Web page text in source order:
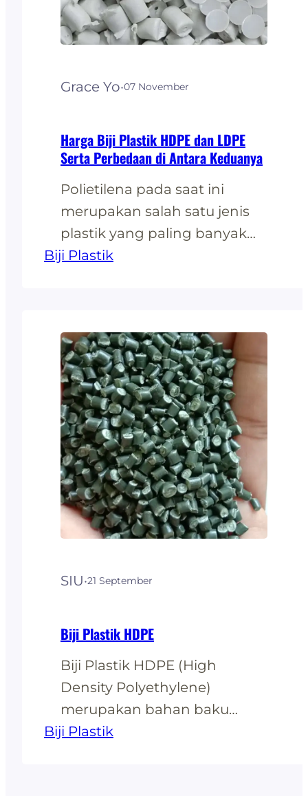
kokoh, penggunaanbahan
baku yang tepat, dan juga
metode yang baik akan
Grace Yo·07 November
Harga Biji Plastik HDPE dan LDPE
Serta Perbedaan di Antara Keduanya
Polietilena pada saat ini
merupakan salah satu jenis
plastik yang paling banyak
digunakanoleh masyarakat
sama, namun secara
penerapan dan proses
pembuatannya memiliki
perbedaan yangcukup jelas.
Lebih daripada itu, wujud
akhir dari kedua produk yang
tentu berbeda,
bahkansebelum diubah
kembali menjadi bentuk lain.
Keberadaan polietilena
Biji Plastik
SIU·21 September
Biji Plastik HDPE
Biji Plastik HDPE (High
Density Polyethylene)
merupakan bahan baku
untuk pembuatan plastik
Biji Plastik